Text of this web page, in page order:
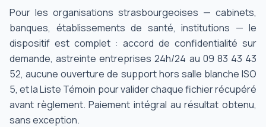
Pour les organisations strasbourgeoises — cabinets,
banques, établissements de santé, institutions — le
dispositif est complet : accord de confidentialité sur
demande, astreinte entreprises 24h/24 au 09 83 43 43
52, aucune ouverture de support hors salle blanche ISO
5, et la Liste Témoin pour valider chaque fichier récupéré
avant règlement. Paiement intégral au résultat obtenu,
sans exception.